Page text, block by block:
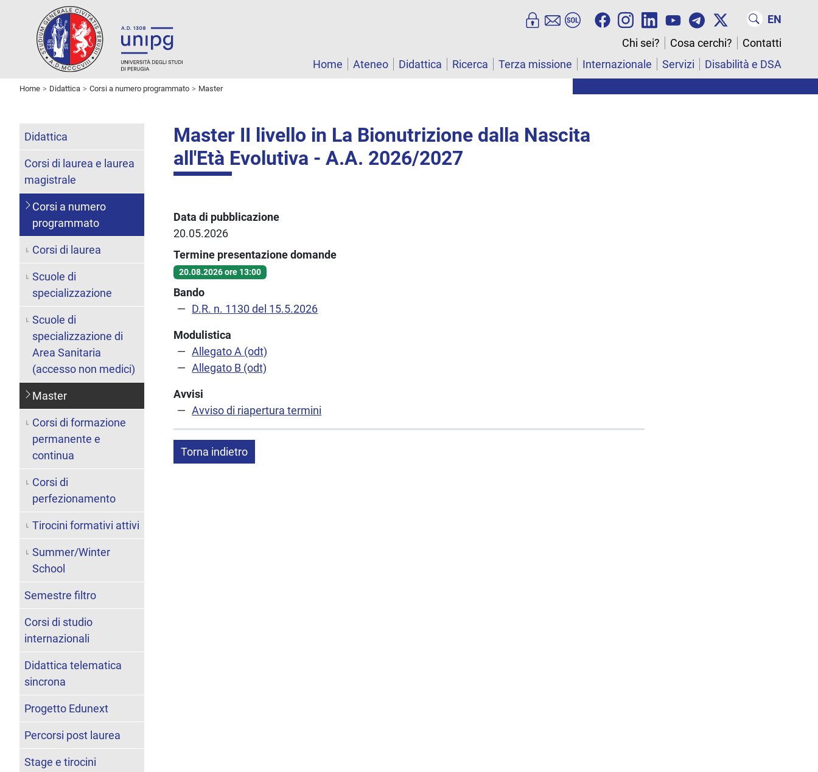
EN
Chi sei?
Cosa cerchi?
Contatti
Home
Ateneo Didattica Ricerca Terza missione Internazionale Servizi Disabilità e DSA
Home Didattica Corsi a numero programmato Master
Master II livello in La Bionutrizione dalla Nascita
all'Età Evolutiva - A.A. 2026/2027
Data di pubblicazione
20.05.2026
Termine presentazione domande
20.08.2026 ore 13:00
Bando
D.R. n. 1130 del 15.5.2026
Modulistica
Allegato A (odt)
Allegato B (odt)
Avvisi
Avviso di riapertura termini
Torna indietro
Didattica
Corsi di laurea e laurea
magistrale
Corsi a numero
programmato
Corsi di laurea
Scuole di
specializzazione
Scuole di
specializzazione di
Area Sanitaria
(accesso non medici)
Master
Corsi di formazione
permanente e
continua
Corsi di
perfezionamento
Tirocini formativi attivi
Summer/Winter
School
Semestre filtro
Corsi di studio
internazionali
Didattica telematica
sincrona
Progetto Edunext
Percorsi post laurea
Stage e tirocini